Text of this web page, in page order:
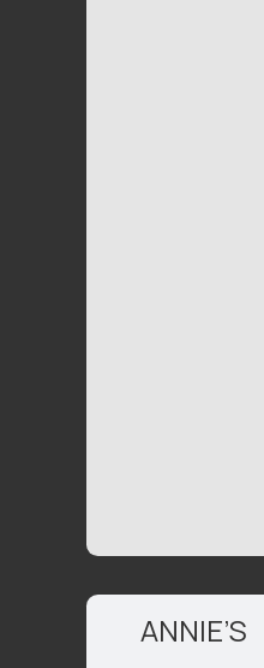
ANNIE’S